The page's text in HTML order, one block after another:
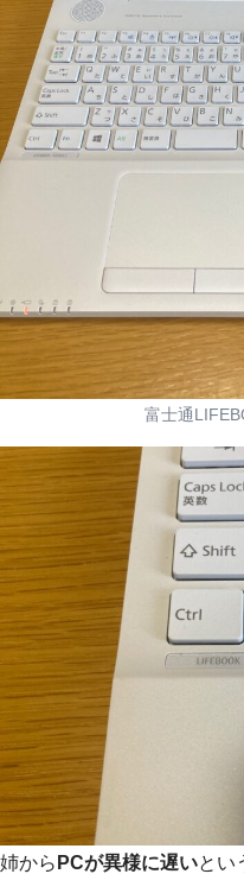
富士通
姉から PCが異様に遅いとい